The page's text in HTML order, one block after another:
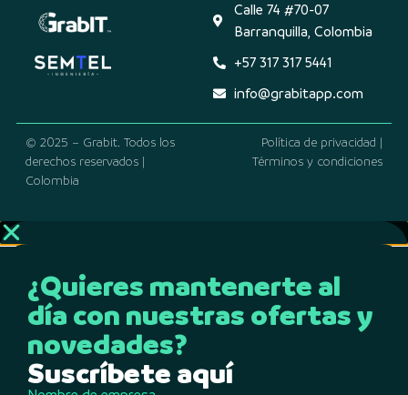
Calle 74 #70-07
Barranquilla, Colombia
+57 317 317 5441
info@grabitapp.com
© 2025 – Grabit. Todos los
derechos reservados |
Colombia
Política de privacidad |
Términos y condiciones
¿Quieres mantenerte al
día con nuestras ofertas y
novedades?
Suscríbete aquí